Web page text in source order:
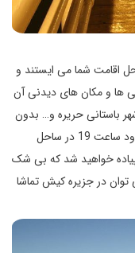
ساعت 15 در مقابل محل اقامت شما می ایستند و
ها و مکان های دیدنی آن
باستانی حریره و… بدون
دغدغه و خستگی ناشی از رانندگی، درنهایت حدود ساعت 19 در ساحل
خواهید شد که بی شک
در جزیره کیش تماشا